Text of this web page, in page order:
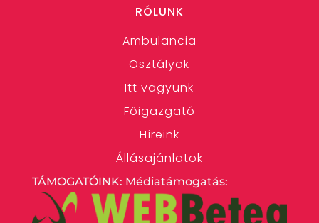
RÓLUNK
Ambulancia
Osztályok
Itt vagyunk
Főigazgató
Híreink
Állásajánlatok
TÁMOGATÓINK: Médiatámogatás: